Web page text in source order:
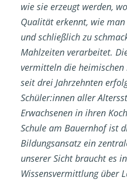
wie sie erzeugt werden,
Qualität erkennt, wie
und schließlich zu
Mahlzeiten verarbeitet.
vermitteln die
seit drei Jahrzehnten
Schüler:innen aller
Erwachsenen in ihren
Schule am Bauernhof ist
Bildungsansatz ein
unserer Sicht braucht es
Wissensvermittlung über